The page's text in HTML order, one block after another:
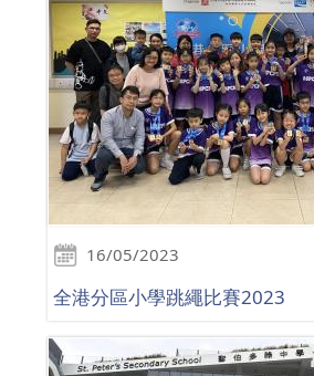
16/05/2023
全港分區小學跳繩比賽2023